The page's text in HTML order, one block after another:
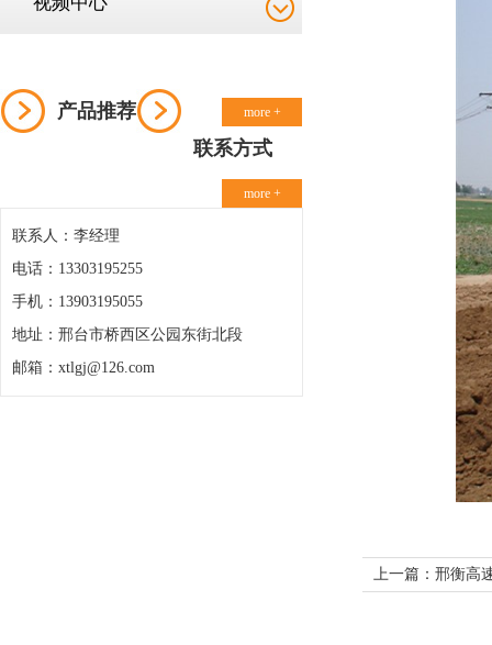
产品推荐 more +
联系方式
more +
联系人：李经理
电话：13303195255
手机：13903195055
地址：邢台市桥西区公园东街北段
邮箱：xtlgj@126.com
上一篇：邢衡高